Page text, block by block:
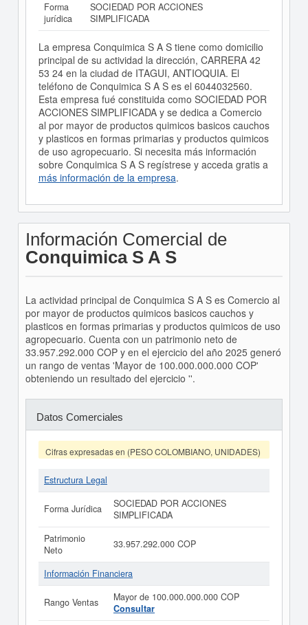
Forma
jurídica
SOCIEDAD POR ACCIONES
SIMPLIFICADA
La empresa Conquimica S A S tiene como domicilio
principal de su actividad la dirección, CARRERA 42
53 24 en la ciudad de ITAGUI, ANTIOQUIA. El
teléfono de Conquimica S A S es el 6044032560.
Esta empresa fué constituida como SOCIEDAD POR
ACCIONES SIMPLIFICADA y se dedica a Comercio
al por mayor de productos quimicos basicos cauchos
y plasticos en formas primarias y productos quimicos
de uso agropecuario. Si necesita más información
sobre Conquimica S A S regístrese y acceda gratis a
más información de la empresa.
Información Comercial de
Conquimica S A S
La actividad principal de Conquimica S A S es Comercio al
por mayor de productos quimicos basicos cauchos y
plasticos en formas primarias y productos quimicos de uso
agropecuario. Cuenta con un patrimonio neto de
33.957.292.000 COP y en el ejercicio del año 2025 generó
un rango de ventas 'Mayor de 100.000.000.000 COP'
obteniendo un resultado del ejercicio ''.
Datos Comerciales
Cifras expresadas en (PESO COLOMBIANO, UNIDADES)
Estructura Legal
Forma Jurídica
SOCIEDAD POR ACCIONES
SIMPLIFICADA
Patrimonio
Neto
33.957.292.000 COP
Información Financiera
Rango Ventas
Mayor de 100.000.000.000 COP
Consultar